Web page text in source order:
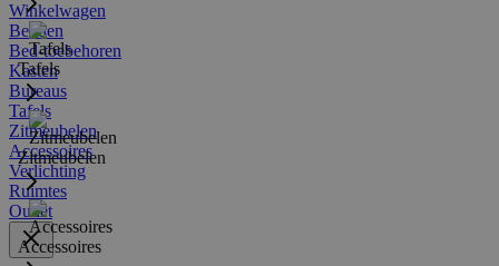
Winkelwagen
Tafels
Zitmeubelen
Accessoires
Bedden
Bed-toebehoren
Kasten
Bureaus
Tafels
Zitmeubelen
Accessoires
Verlichting
Ruimtes
Outlet